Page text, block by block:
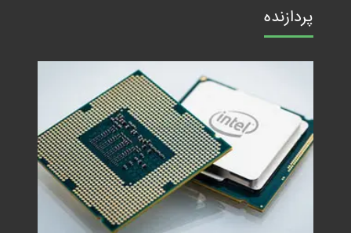
پردازنده